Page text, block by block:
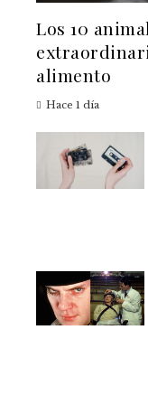
Los 10
alimento
Hace 1 día